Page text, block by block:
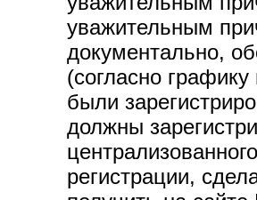
уважительным
документально,
(согласно
были
должны
регистрации,